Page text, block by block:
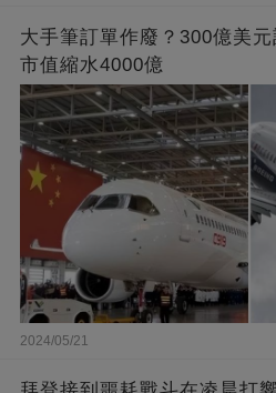
大手筆訂單作廢？300億美
市值縮水4000億
2024/05/21